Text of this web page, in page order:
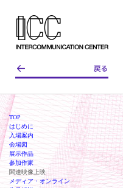
TOP
はじめに
入場案内
会場図
展示作品
参加作家
関連映像上映
メディア・オンライン